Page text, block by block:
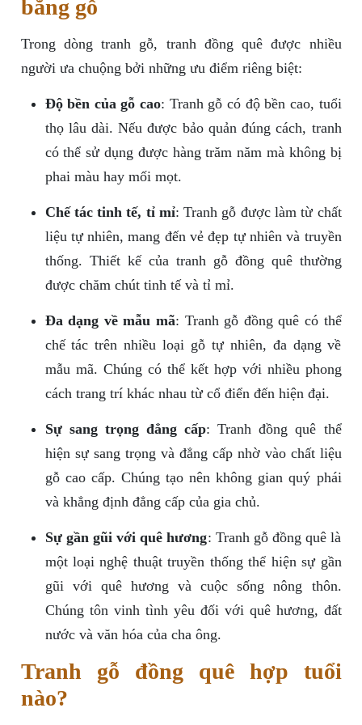
bằng gỗ
Trong dòng tranh gỗ, tranh đồng quê được nhiều
người ưa chuộng bởi những ưu điểm riêng biệt:
Độ bền của gỗ cao: Tranh gỗ có độ bền cao, tuổi
thọ lâu dài. Nếu được bảo quản đúng cách, tranh
có thể sử dụng được hàng trăm năm mà không bị
phai màu hay mối mọt.
Chế tác tinh tế, tỉ mỉ: Tranh gỗ được làm từ chất
liệu tự nhiên, mang đến vẻ đẹp tự nhiên và truyền
thống. Thiết kế của tranh gỗ đồng quê thường
được chăm chút tinh tế và tỉ mỉ.
Đa dạng về mẫu mã: Tranh gỗ đồng quê có thể
chế tác trên nhiều loại gỗ tự nhiên, đa dạng về
mẫu mã. Chúng có thể kết hợp với nhiều phong
cách trang trí khác nhau từ cổ điển đến hiện đại.
Sự sang trọng đẳng cấp: Tranh đồng quê thể
hiện sự sang trọng và đẳng cấp nhờ vào chất liệu
gỗ cao cấp. Chúng tạo nên không gian quý phái
và khẳng định đẳng cấp của gia chủ.
Sự gần gũi với quê hương: Tranh gỗ đồng quê là
một loại nghệ thuật truyền thống thể hiện sự gần
gũi với quê hương và cuộc sống nông thôn.
Chúng tôn vinh tình yêu đối với quê hương, đất
nước và văn hóa của cha ông.
Tranh gỗ đồng quê hợp tuổi
nào?